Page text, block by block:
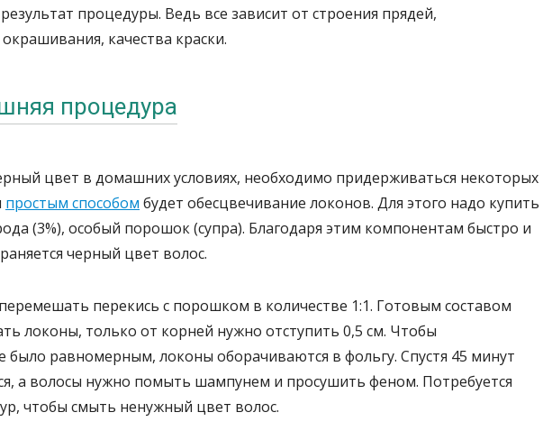
процедуры. Ведь все зависит от строения прядей,
качества краски.
процедура
цвет в домашних условиях, необходимо придерживаться некоторых
простым способом будет обесцвечивание локонов. Для этого надо купить
(3%), особый порошок (супра). Благодаря этим компонентам быстро и
черный цвет волос.
перекись с порошком в количестве 1:1. Готовым составом
локоны, только от корней нужно отступить 0,5 см. Чтобы
было равномерным, локоны оборачиваются в фольгу. Спустя 45 минут
а волосы нужно помыть шампунем и просушить феном. Потребуется
чтобы смыть ненужный цвет волос.